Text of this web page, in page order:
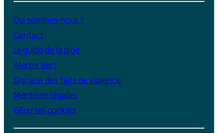
Qui sommes-nous ?
Contact
Le guide de la pige
Alerter Vert
Signaler des faits de violence
Mentions légales
Gérer les cookies